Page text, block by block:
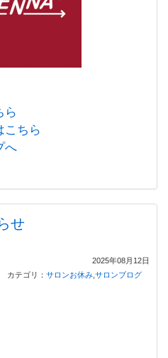
ら
こちら
へ
せ
2025年08月12日
カテゴリ： サロンお休み サロンブログ